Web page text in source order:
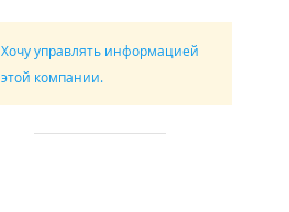
Хочу управлять информацией
этой компании.